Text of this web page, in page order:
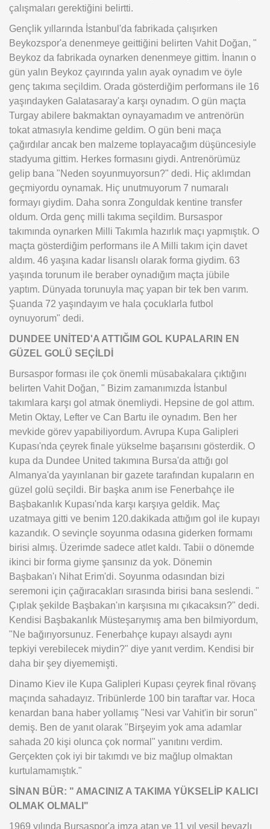
çalışmaları gerektiğini belirtti.
Gençlik yıllarında İstanbul'da fabrikada çalışırken
Beykozspor'a denenmeye geittiğini belirten Vahit Doğan, "
Beykoz da fabrikada oynarken denenmeye gittim. İnanın o
gün yalın Beykoz çayırında yalın ayak oynadım ve öyle
genç takıma seçildim. Orada gösterdiğim performans ile 16
yaşındayken Galatasaray'a karşı oynadım. O gün maçta
Turgay abilere bakmaktan oynayamadım ve antrenörün
tokat atmasıyla kendime geldim. O gün beni maça
çağırdılar ancak ben malzeme toplayacağım düşüncesiyle
stadyuma gittim. Herkes formasını giydi. Antrenörümüz
gelip bana "Neden soyunmuyorsun?" dedi. Hiç aklımdan
geçmiyordu oynamak. Hiç unutmuyorum 7 numaralı
formayı giydim. Daha sonra Zonguldak kentine transfer
oldum. Orda genç milli takıma seçildim. Bursaspor
takımında oynarken Milli Takımla hazırlık maçı yapmıştık. O
maçta gösterdiğim performans ile A Milli takım için davet
aldım. 46 yaşına kadar lisanslı olarak forma giydim. 63
yaşında torunum ile beraber oynadığım maçta jübile
yaptım. Dünyada torunuyla maç yapan bir tek ben varım.
Şuanda 72 yaşındayım ve hala çocuklarla futbol
oynuyorum" dedi.
DUNDEE UNİTED'A ATTIĞIM GOL KUPALARIN EN
GÜZEL GOLÜ SEÇİLDİ
Bursaspor forması ile çok önemli müsabakalara çıktığını
belirten Vahit Doğan, " Bizim zamanımızda İstanbul
takımlara karşı gol atmak önemliydi. Hepsine de gol attım.
Metin Oktay, Lefter ve Can Bartu ile oynadım. Ben her
mevkide görev yapabiliyordum. Avrupa Kupa Galipleri
Kupası'nda çeyrek finale yükselme başarısını gösterdik. O
kupa da Dundee United takımına Bursa'da attığı gol
Almanya'da yayınlanan bir gazete tarafından kupaların en
güzel golü seçildi. Bir başka anım ise Fenerbahçe ile
Başbakanlık Kupası'nda karşı karşıya geldik. Maç
uzatmaya gitti ve benim 120.dakikada attığım gol ile kupayı
kazandık. O sevinçle soyunma odasına giderken formamı
birisi almış. Üzerimde sadece atlet kaldı. Tabii o dönemde
ikinci bir forma giyme şansınız da yok. Dönemin
Başbakan'ı Nihat Erim'di. Soyunma odasından bizi
seremoni için çağıracakları sırasında birisi bana seslendi. "
Çıplak şekilde Başbakan'ın karşısına mı çıkacaksın?" dedi.
Kendisi Başbakanlık Müsteşarıymış ama ben bilmiyordum,
"Ne bağırıyorsunuz. Fenerbahçe kupayı alsaydı aynı
tepkiyi verebilecek miydin?" diye yanıt verdim. Kendisi bir
daha bir şey diyememişti.
Dinamo Kiev ile Kupa Galipleri Kupası çeyrek final rövanş
maçında sahadayız. Tribünlerde 100 bin taraftar var. Hoca
kenardan bana haber yollamış "Nesi var Vahit'in bir sorun"
demiş. Ben de yanıt olarak "Birşeyim yok ama adamlar
sahada 20 kişi olunca çok normal" yanıtını verdim.
Gerçekten çok iyi bir takımdı ve biz mağlup olmaktan
kurtulamamıştık."
SİNAN BÜR: " AMACINIZ A TAKIMA YÜKSELİP KALICI
OLMAK OLMALI"
1969 yılında Bursaspor'a imza atan ve 11 yıl yeşil beyazlı